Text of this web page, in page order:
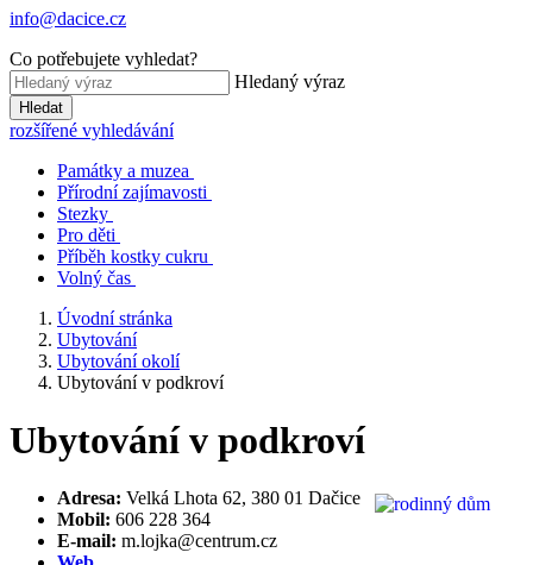
info@dacice.cz
Co potřebujete vyhledat?
Hledaný výraz
Hledat
rozšířené vyhledávání
Památky a muzea
Přírodní zajímavosti
Stezky
Pro děti
Příběh kostky cukru
Volný čas
Úvodní stránka
Ubytování
Ubytování okolí
Ubytování v podkroví
Ubytování v podkroví
Adresa: Velká Lhota 62, 380 01 Dačice
Mobil: 606 228 364
E-mail: m.lojka@centrum.cz